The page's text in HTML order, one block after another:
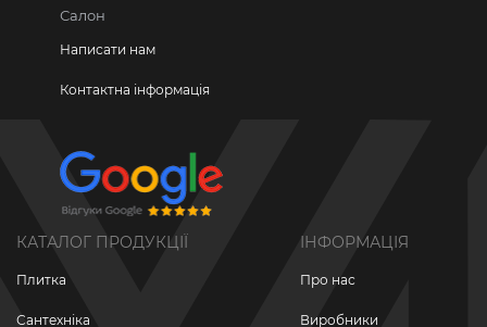
Салон
Написати нам
Контактна інформація
КАТАЛОГ ПРОДУКЦІЇ
Плитка
Сантехніка
ІНФОРМАЦІЯ
Про нас
Виробники